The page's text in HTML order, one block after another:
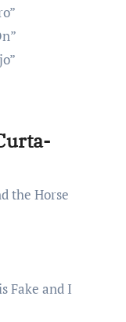
the Horse
Fake and I